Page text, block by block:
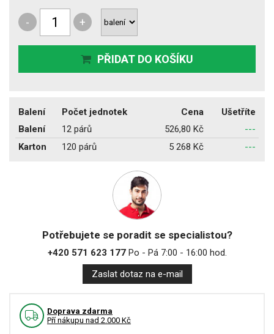
- +
PŘIDAT DO KOŠÍKU
Balení Počet jednotek Cena
Ušetříte
Balení
12 párů 526,80 Kč
---
Karton
120 párů 5 268 Kč ---
Potřebujete se poradit se specialistou?
+420 571 623 177Po - Pá 7:00 - 16:00 hod.
Zaslat dotaz na e-mail
Doprava zdarma
Pří nákupu nad 2.000 Kč